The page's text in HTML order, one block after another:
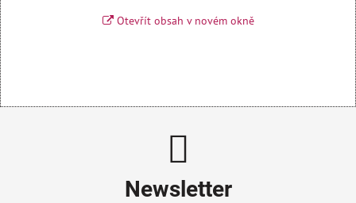
Otevřít obsah v novém okně
Newsletter